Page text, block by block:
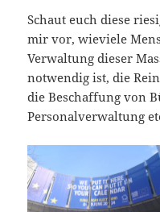
Schaut euch diese
mir vor, wieviele
Verwaltung dieser
notwendig ist, die
die Beschaffung von
Personalverwaltung